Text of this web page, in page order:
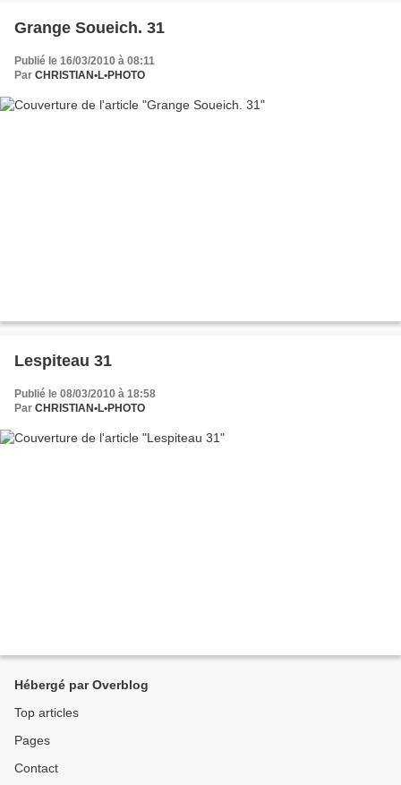
Grange Soueich. 31
Publié le 16/03/2010 à 08:11
Par CHRISTIAN•L•PHOTO
Lespiteau 31
Publié le 08/03/2010 à 18:58
Par CHRISTIAN•L•PHOTO
Hébergé par Overblog
Top articles
Pages
Contact